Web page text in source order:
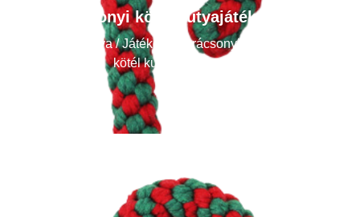
Karácsonyi kötél kutyajáték – pálca
Kutya/Játékok Karácsonyi játék
kötél kutyajáték – pálca